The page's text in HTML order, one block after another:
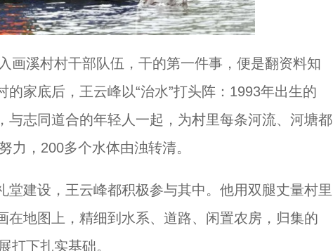
溪村村干部队伍，干的第一件事，便是翻资料知
家底后，王云峰以“治水”打头阵：1993年出生的
与志同道合的年轻人一起，为村里每条河流、河塘都
力，200多个水体由浊转清。
建设，王云峰都积极参与其中。他用双腿丈量村里
在地图上，精细到水系、道路、闲置农房，归集的
打下扎实基础。